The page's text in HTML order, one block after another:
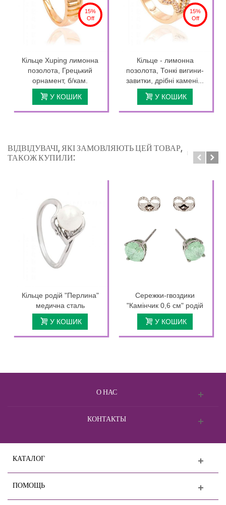
15%
Off
Кільце Xuping лимонна
позолота, Грецький
орнамент, б/кам.
У КОШИК
15%
Off
Кільце - лимонна
позолота, Тонкі вигини-
завитки, дрібні камені...
У КОШИК
ВІДВІДУВАЧІ, ЯКІ ЗАМОВЛЯЮТЬ ЦЕЙ ТОВАР,
ТАКОЖ КУПИЛИ:
Кільце родій "Перлина"
медична сталь
У КОШИК
Сережки-гвоздики
"Камінчик 0,6 см" родій
У КОШИК
О НАС
КОНТАКТЫ
КАТАЛОГ
ПОМОЩЬ